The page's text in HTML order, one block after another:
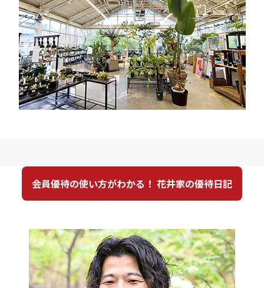
会員優待の使い方がわかる！ 花井家の優待日記